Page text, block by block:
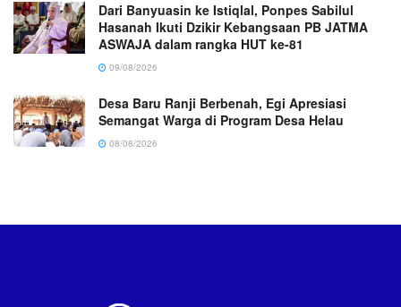
Dari Banyuasin ke Istiqlal, Ponpes Sabilul
Hasanah Ikuti Dzikir Kebangsaan PB JATMA
ASWAJA dalam rangka HUT ke-81
09/08/2026
Desa Baru Ranji Berbenah, Egi Apresiasi
Semangat Warga di Program Desa Helau
08/08/2026